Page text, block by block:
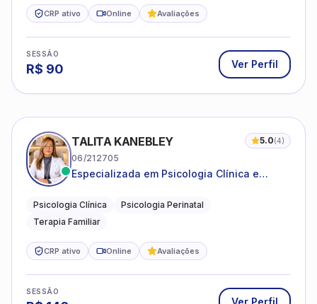
CRP ativo Online Avaliações
SESSÃO
R$ 90 Ver Perfil
TALITA KANEBLEY 5.0(4)
06/212705
Especializada em Psicologia Clínica e
famílias
Psicologia Clínica
Psicologia Perinatal
Terapia Familiar
CRP ativo Online Avaliações
SESSÃO
Ver Perfil